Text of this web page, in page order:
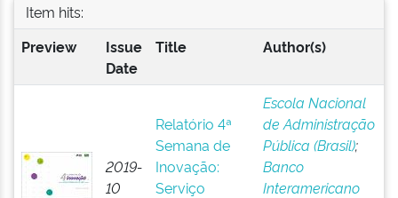
Item hits:
Preview
Issue
Date
Title Author(s)
2019-
10
Relatório 4ª
Semana de
Inovação:
Serviço
Escola Nacional
de Administração
Pública (Brasil);
Banco
Interamericano